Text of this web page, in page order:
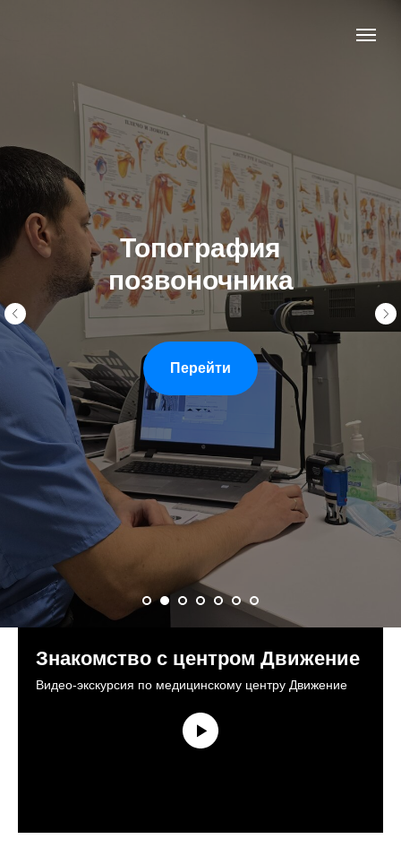
Топография
позвоночника
Перейти
Знакомство с центром Движение
Видео-экскурсия по медицинскому центру Движение